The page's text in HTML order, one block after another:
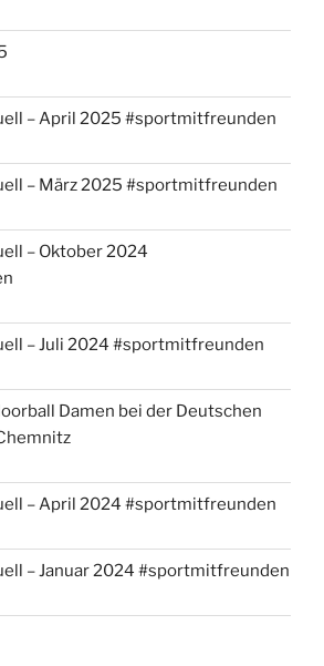
– April 2025 #sportmitfreunden
– März 2025 #sportmitfreunden
– Oktober 2024
– Juli 2024 #sportmitfreunden
Damen bei der Deutschen
– April 2024 #sportmitfreunden
– Januar 2024 #sportmitfreunden